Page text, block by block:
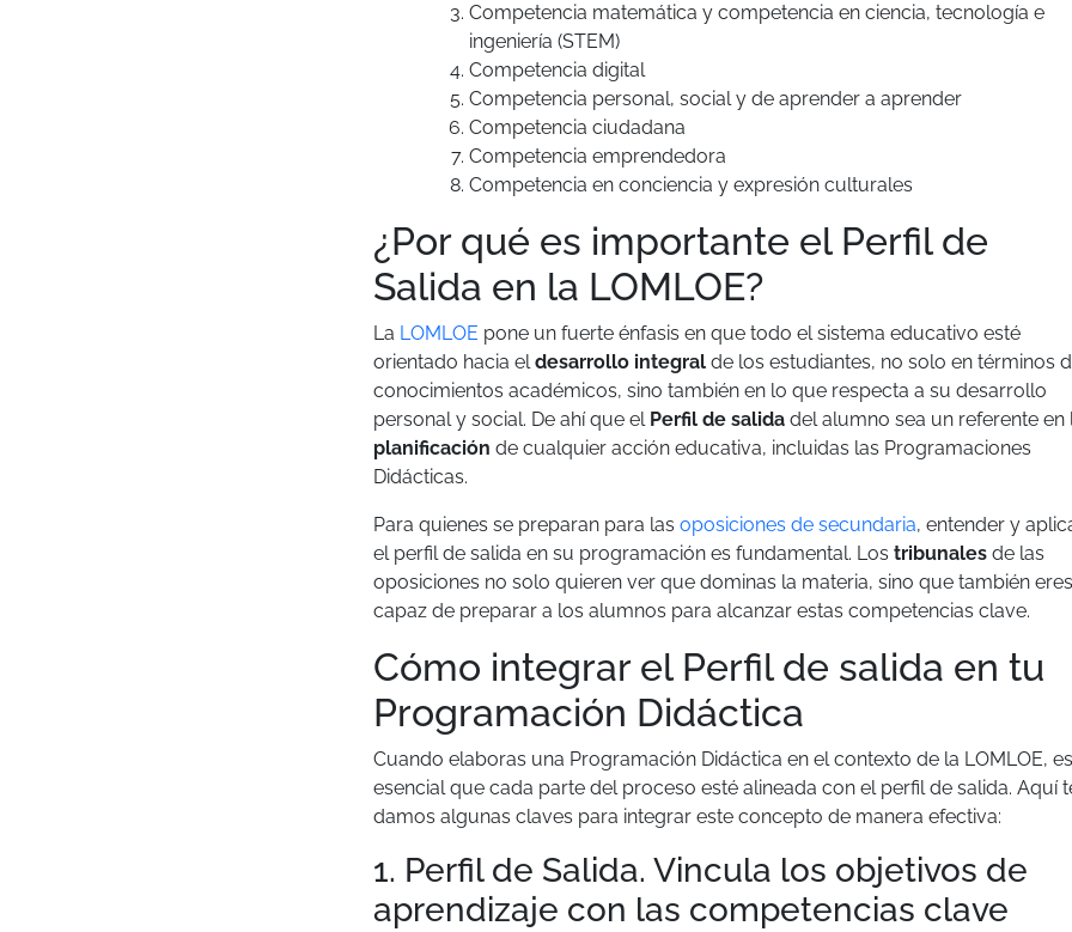
Competencia matemática y competencia en ciencia, tecnología e
ingeniería (STEM)
Competencia digital
Competencia personal, social y de aprender a aprender
Competencia ciudadana
Competencia emprendedora
Competencia en conciencia y expresión culturales
¿Por qué es importante el Perfil de
Salida en la LOMLOE?
La LOMLOE pone un fuerte énfasis en que todo el sistema educativo esté
orientado hacia eldesarrollo integral de los estudiantes, no solo en términos
conocimientos académicos, sino también en lo que respecta a su desarrollo
personal y social. De ahí que elPerfil de salida del alumno sea un referente en
planificación de cualquier acción educativa, incluidas las Programaciones
Didácticas.
Para quienes se preparan para las oposiciones de secundaria, entender y
el perfil de salida en su programación es fundamental. Los tribunales de las
oposiciones no solo quieren ver que dominas la materia, sino que también eres
capaz de preparar a los alumnos para alcanzar estas competencias clave.
Cómo integrar el Perfil de salida en tu
Programación Didáctica
Cuando elaboras una Programación Didáctica en el contexto de la LOMLOE, es
esencial que cada parte del proceso esté alineada con el perfil de salida. Aquí
damos algunas claves para integrar este concepto de manera efectiva:
1. Perfil de Salida. Vincula los objetivos de
aprendizaje con las competencias clave